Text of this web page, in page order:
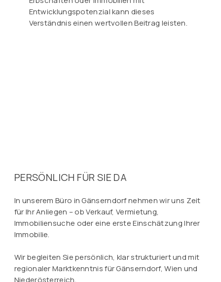
Entwicklungspotenzial kann dieses
Verständnis einen wertvollen Beitrag leisten.
PERSÖNLICH FÜR SIE DA
In unserem Büro in Gänserndorf nehmen wir uns Zeit
für Ihr Anliegen – ob Verkauf, Vermietung,
Immobiliensuche oder eine erste Einschätzung Ihrer
Immobilie.
Wir begleiten Sie persönlich, klar strukturiert und mit
regionaler Marktkenntnis für Gänserndorf, Wien und
Niederösterreich.